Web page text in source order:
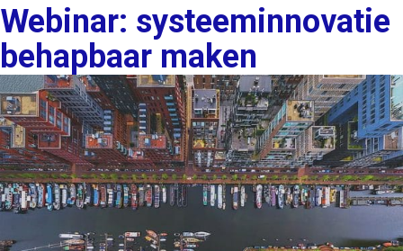
Webinar: systeeminnovatie
behapbaar maken